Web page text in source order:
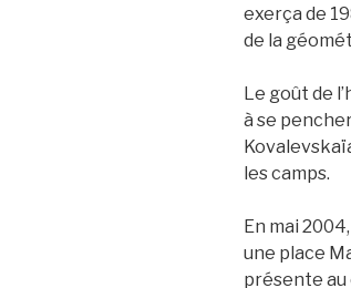
exerça de
de la
Le goût de
à se
les camps.
En mai
une place
présente au